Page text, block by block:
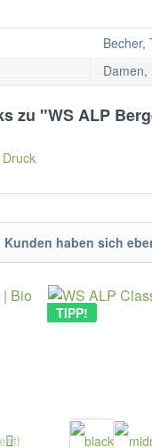
Becher,
Damen,
zu "WS ALP
Kunden haben sich
TIPP!